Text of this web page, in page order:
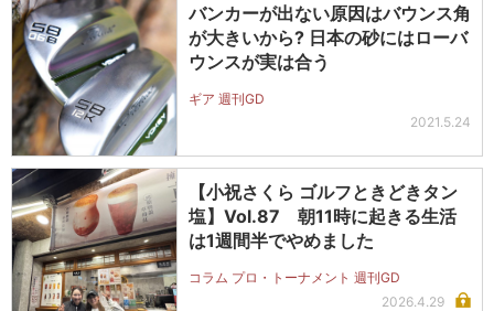
バンカーが出ない原因はバウンス角
が大きいから? 日本の砂にはローバ
ウンスが実は合う
ギア 週刊GD
2021.5.24
【小祝さくら ゴルフときどきタン
塩】Vol.87 朝11時に起きる生活
は1週間半でやめました
コラム プロ・トーナメント 週刊GD
2026.4.29